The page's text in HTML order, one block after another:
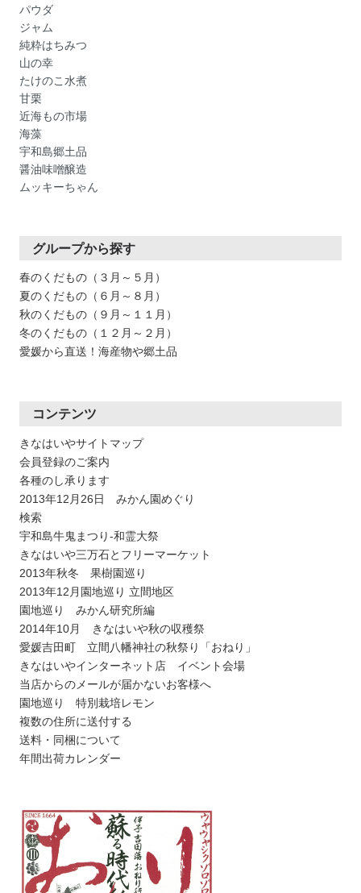
パウダ
ジャム
純粋はちみつ
山の幸
たけのこ水煮
甘栗
近海もの市場
海藻
宇和島郷土品
醤油味噌醸造
ムッキーちゃん
グループから探す
春のくだもの（３月～５月）
夏のくだもの（６月～８月）
秋のくだもの（９月～１１月）
冬のくだもの（１２月～２月）
愛媛から直送！海産物や郷土品
コンテンツ
きなはいやサイトマップ
会員登録のご案内
各種のし承ります
2013年12月26日 みかん園めぐり
検索
宇和島牛鬼まつり-和霊大祭
きなはいや三万石とフリーマーケット
2013年秋冬 果樹園巡り
2013年12月園地巡り 立間地区
園地巡り みかん研究所編
2014年10月 きなはいや秋の収穫祭
愛媛吉田町 立間八幡神社の秋祭り「おねり」
きなはいやインターネット店 イベント会場
当店からのメールが届かないお客様へ
園地巡り 特別栽培レモン
複数の住所に送付する
送料・同梱について
年間出荷カレンダー